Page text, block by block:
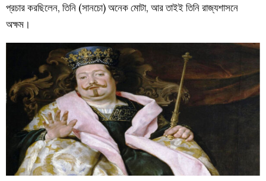
প্রচার করছিলেন, তিনি (সানচো) অনেক মোটা, আর তাইই তিনি রাজ্যশাসনে
অক্ষম।